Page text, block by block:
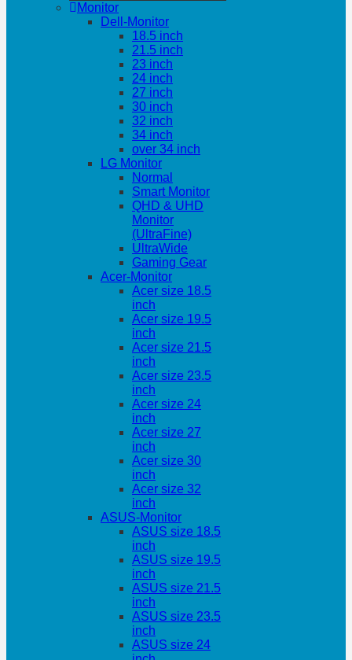
Monitor
Dell-Monitor
18.5 inch
21.5 inch
23 inch
24 inch
27 inch
30 inch
32 inch
34 inch
over 34 inch
LG Monitor
Normal
Smart Monitor
QHD & UHD
Monitor
(UltraFine)
UltraWide
Gaming Gear
Acer-Monitor
Acer size 18.5
inch
Acer size 19.5
inch
Acer size 21.5
inch
Acer size 23.5
inch
Acer size 24
inch
Acer size 27
inch
Acer size 30
inch
Acer size 32
inch
ASUS-Monitor
ASUS size 18.5
inch
ASUS size 19.5
inch
ASUS size 21.5
inch
ASUS size 23.5
inch
ASUS size 24